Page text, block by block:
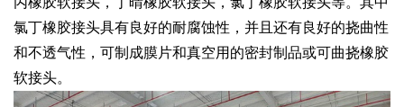
氯丁橡胶接头具有良好的耐腐蚀性，并且还有良好的挠曲性
和不透气性，可制成膜片和真空用的密封制品或可曲挠橡胶
软接头。